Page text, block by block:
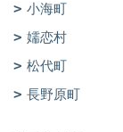
小海町
嬬恋村
松代町
長野原町